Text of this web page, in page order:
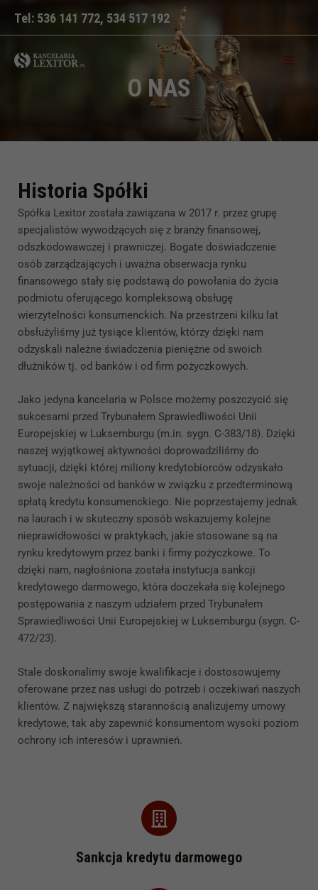
Tel: 536 141 772, 534 517 192
O NAS
Historia Spółki
Spółka Lexitor została zawiązana w 2017 r. przez grupę
specjalistów wywodzących się z branży finansowej,
odszkodowawczej i prawniczej. Bogate doświadczenie
osób zarządzających i uważna obserwacja rynku
finansowego stały się podstawą do powołania do życia
podmiotu oferującego kompleksową obsługę
wierzytelności konsumenckich. Na przestrzeni kilku lat
obsłużyliśmy już tysiące klientów, którzy dzięki nam
odzyskali należne świadczenia pieniężne od swoich
dłużników tj. od banków i od firm pożyczkowych.
Jako jedyna kancelaria w Polsce możemy poszczycić się
sukcesami przed Trybunałem Sprawiedliwości Unii
Europejskiej w Luksemburgu (m.in. sygn. C-383/18). Dzięki
naszej wyjątkowej aktywności doprowadziliśmy do
sytuacji, dzięki której miliony kredytobiorców odzyskało
swoje należności od banków w związku z przedterminową
spłatą kredytu konsumenckiego. Nie poprzestajemy jednak
na laurach i w skuteczny sposób wskazujemy kolejne
nieprawidłowości w praktykach, jakie stosowane są na
rynku kredytowym przez banki i firmy pożyczkowe. To
dzięki nam, nagłośniona została instytucja sankcji
kredytowego darmowego, która doczekała się kolejnego
postępowania z naszym udziałem przed Trybunałem
Sprawiedliwości Unii Europejskiej w Luksemburgu (sygn. C-
472/23).
Stale doskonalimy swoje kwalifikacje i dostosowujemy
oferowane przez nas usługi do potrzeb i oczekiwań naszych
klientów. Z największą starannością analizujemy umowy
kredytowe, tak aby zapewnić konsumentom wysoki poziom
ochrony ich interesów i uprawnień.
Sankcja kredytu darmowego